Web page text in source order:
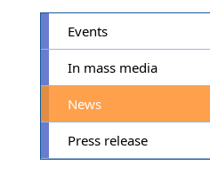
Events
In mass media
News
Press release